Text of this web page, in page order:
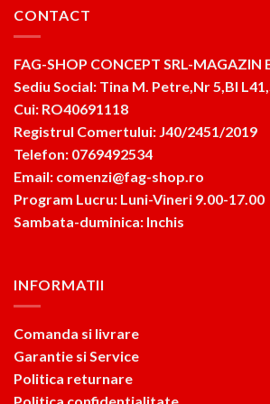
CONTACT
FAG-SHOP CONCEPT SRL-MAGAZIN
Sediu Social: Tina M. Petre,Nr 5,Bl
Cui: RO40691118
Registrul Comertului: J40/2451/2019
Telefon: 0769492534
Email: comenzi@fag-shop.ro
Program Lucru: Luni-Vineri 9.00-17.00
Sambata-duminica: Inchis
INFORMATII
Comanda si livrare
Garantie si Service
Politica returnare